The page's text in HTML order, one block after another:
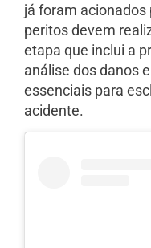
já foram acionados
peritos devem
etapa que inclui a
análise dos danos
essenciais para
acidente.